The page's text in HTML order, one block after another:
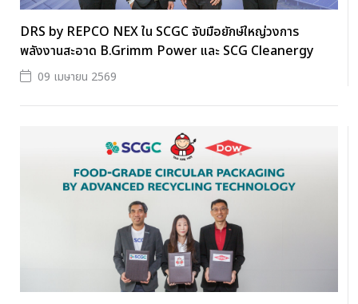
DRS by REPCO NEX ใน SCGC จับมือยักษ์ใหญ่วงการ
พลังงานสะอาด B.Grimm Power และ SCG Cleanergy
09 เมษายน 2569